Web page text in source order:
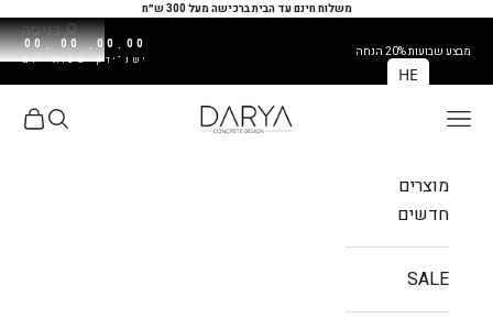
דילוג לתוכן משלוח חינם עד הבית ברכישה מעל 300 ש״ח
מבצע שבועות 20% הנחה 00
יום: 00
שעות:00
דק': 00
שנ'
DARYA פתח תפריט ניווט פתחפתח
מוצרים
חדשים
SALE
כניסה
HE